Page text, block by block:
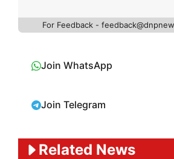
For Feedback -
Join WhatsApp
Join Telegram
Related News